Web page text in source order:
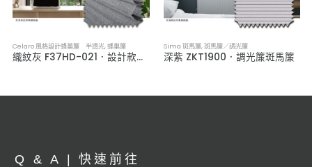
Celaro 風格設計蜂巢簾 半透光,蜂巢簾
織紋灰 F37HD-021．設計款半透光蜂巢簾
Sima 斑馬簾,斑馬簾／調光簾
深紫 ZKT1900．調光簾斑馬簾
Q & A | 快速前往